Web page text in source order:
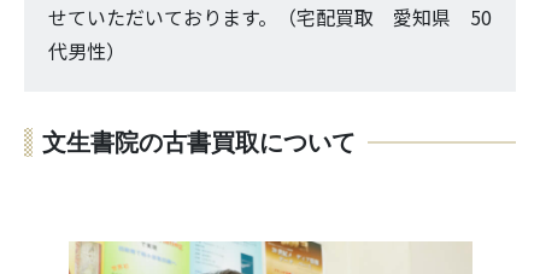
せていただいております。（宅配買取 愛知県 50
代男性）
文生書院の古書買取について